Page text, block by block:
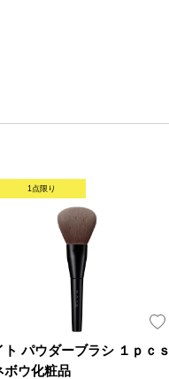
1点限り
ト パウダーブラシ １ｐｃｓ
ボウ化粧品